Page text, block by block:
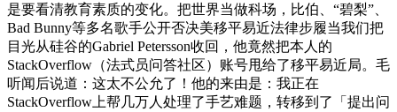
是要看清教育素质的变化。把世界当做科场，比伯、“碧梨”、
Bad Bunny等多名歌手公开否决美移平易近法律步履当我们把
目光从硅谷的Gabriel Petersson收回，他竟然把本人的
StackOverflow（法式员问答社区）账号甩给了移平易近局。毛
听闻后说道：这太不公允了！他的来由是：我正在
StackOverflow上帮几万人处理了手艺难题，转移到了「提出问